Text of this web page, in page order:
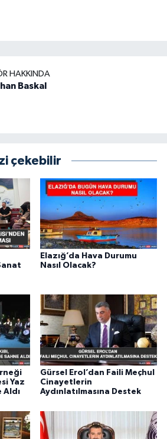
HAKKINDA
Baskal
çekebilir
Elazığ’da Hava Durumu
Nasıl Olacak?
Yaz
Aldı
Gürsel Erol’dan Faili Meçhul
Cinayetlerin
Aydınlatılmasına Destek